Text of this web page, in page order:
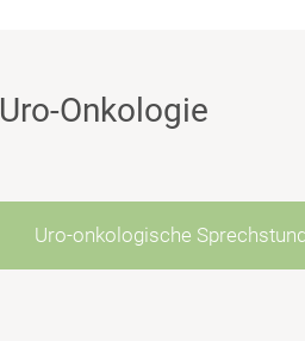
Uro-Onkologie
Uro-onkologische